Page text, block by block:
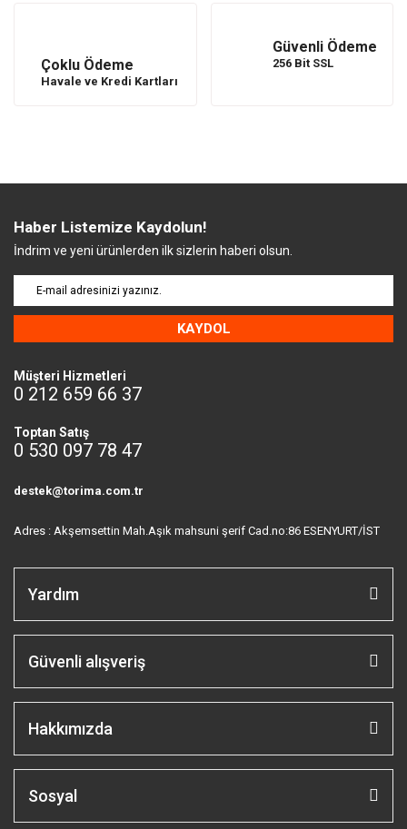
Çoklu Ödeme
Havale ve Kredi Kartları
Güvenli Ödeme
256 Bit SSL
Haber Listemize Kaydolun!
İndrim ve yeni ürünlerden ilk sizlerin haberi olsun.
KAYDOL
Müşteri Hizmetleri
0 212 659 66 37
Toptan Satış
0 530 097 78 47
destek@torima.com.tr
Adres : Akşemsettin Mah.Aşık mahsuni şerif Cad.no:86 ESENYURT/İST
Yardım
Güvenli alışveriş
Hakkımızda
Sosyal